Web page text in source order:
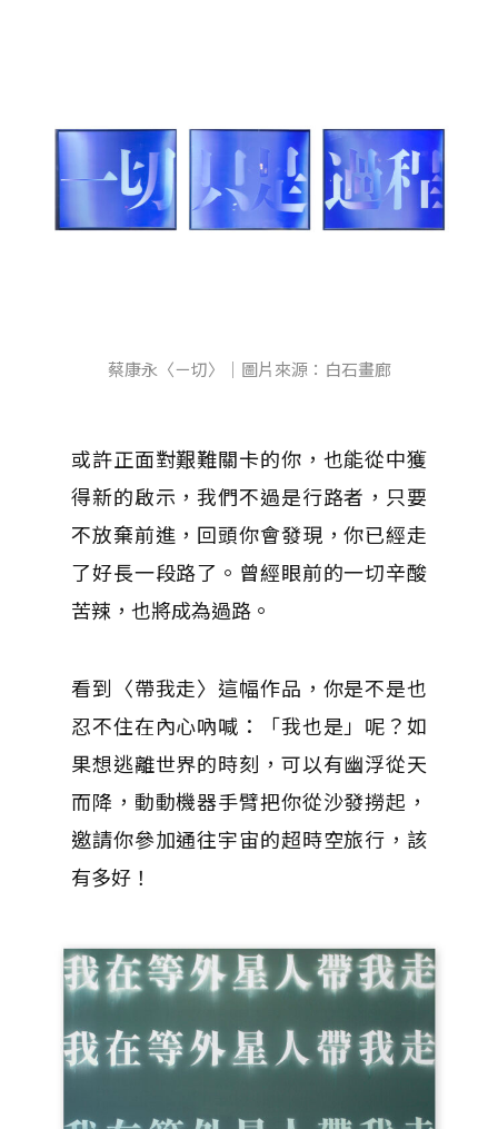
蔡康永〈ㄧ切〉｜圖片來源：白石畫廊
或許正面對艱難關卡的你，也能從中獲
得新的啟示，我們不過是行路者，只要
不放棄前進，回頭你會發現，你已經走
了好長一段路了。曾經眼前的一切辛酸
苦辣，也將成為過路。
看到〈帶我走〉這幅作品，你是不是也
忍不住在內心吶喊：「我也是」呢？如
果想逃離世界的時刻，可以有幽浮從天
而降，動動機器手臂把你從沙發撈起，
邀請你參加通往宇宙的超時空旅行，該
有多好！